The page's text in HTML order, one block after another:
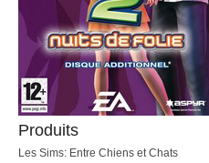
Produits
Les Sims: Entre Chiens et Chats